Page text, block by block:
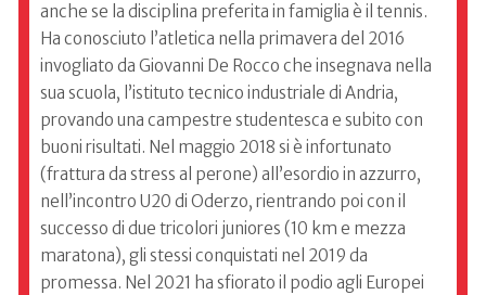
anche se la disciplina preferita in famiglia è il tennis.
Ha conosciuto l’atletica nella primavera del 2016
invogliato da Giovanni De Rocco che insegnava nella
sua scuola, l’istituto tecnico industriale di Andria,
provando una campestre studentesca e subito con
buoni risultati. Nel maggio 2018 si è infortunato
(frattura da stress al perone) all’esordio in azzurro,
nell’incontro U20 di Oderzo, rientrando poi con il
successo di due tricolori juniores (10 km e mezza
maratona), gli stessi conquistati nel 2019 da
promessa. Nel 2021 ha sfiorato il podio agli Europei